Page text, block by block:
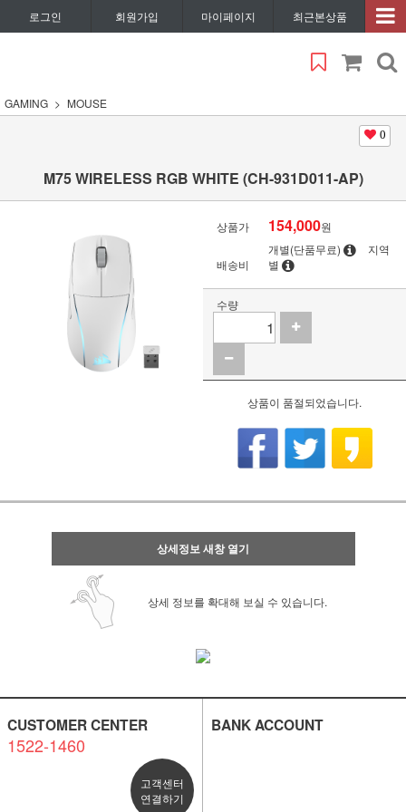
로그인 회원가입 마이페이지 최근본상품
GAMING MOUSE
0
M75 WIRELESS RGB WHITE (CH-931D011-AP)
상품가 154,000원
배송비
개별(단품무료)
지역
별
수량
상품이 품절되었습니다.
상세정보 새창 열기
상세 정보를 확대해 보실 수 있습니다.
CUSTOMER CENTER
1522-1460
고객센터
연결하기
BANK ACCOUNT